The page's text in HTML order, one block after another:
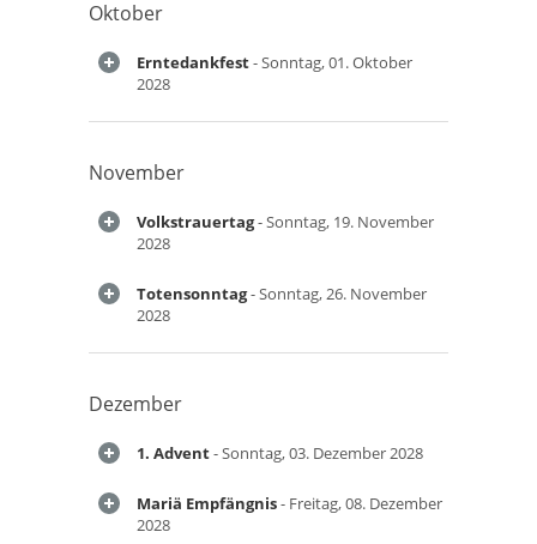
Oktober
Erntedankfest- Sonntag, 01. Oktober
2028
November
Volkstrauertag- Sonntag, 19. November
2028
Totensonntag- Sonntag, 26. November
2028
Dezember
1. Advent- Sonntag, 03. Dezember 2028
Mariä Empfängnis- Freitag, 08. Dezember
2028